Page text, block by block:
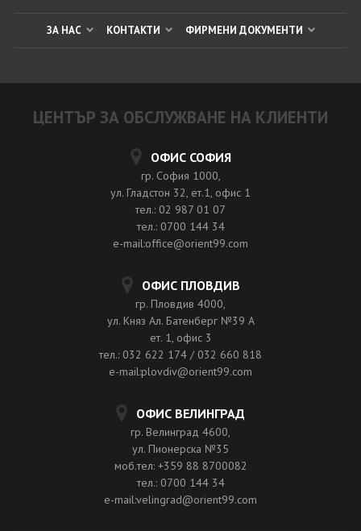
ЗА НАС КОНТАКТИ ФИРМЕНИ ДОКУМЕНТИ
ЦЕНТЪР ЗА ОБСЛУЖВАНЕ НА КЛИЕНТИ
ОФИС СОФИЯ
гр. София 1000,
ул. Гладстон 32, ет.1, офис 1
тел.: 02 987 01 07
тел.: 0700 144 34
e-mail:office@orient99.com
ОФИС ПЛОВДИВ
гр. Пловдив 4000,
ул. Княз Ал. Батенберг №39 A
ет. 1, офис 3
тел.: 032 622 174 / 032 660 818
e-mail:plovdiv@orient99.com
ОФИС ВЕЛИНГРАД
гр. Велинград 4600,
ул. Пионерска №35
моб.тел: +359 88 8700082
тел.: 0700 144 34
e-mail:velingrad@orient99.com